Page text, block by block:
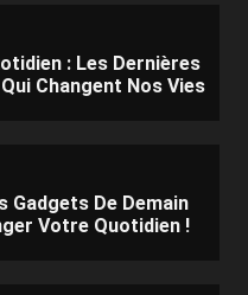
: Les Dernières
Changent Nos Vies
Gadgets De Demain
Votre Quotidien !